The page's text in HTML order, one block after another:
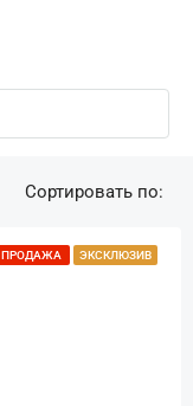
Сортировать по:
ПРОДАЖА ЭКСКЛЮЗИВ